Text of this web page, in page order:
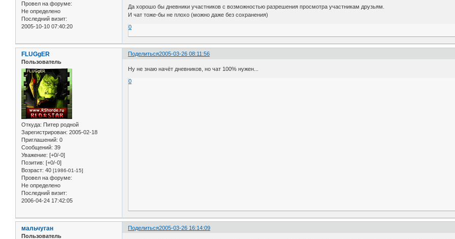
Провел на форуме:
Не определено
Последний визит:
2005-10-10 07:40:20
Да хорошо бы дневники участников с возможностью разрешения просмотра участникам друзьям.
И чат тоже-бы не плохо (можно даже без сохранения)
0
Поделиться2005-03-26 08:11:56
FLUGgER
Пользователь
Откуда: Питер родной
Зарегистрирован: 2005-02-18
Приглашений: 0
Сообщений: 39
Уважение: [+0/-0]
Позитив: [+0/-0]
Возраст: 40 [1986-01-15]
Провел на форуме:
Не определено
Последний визит:
2006-04-24 17:42:05
Ну не знаю начёт дневников, но чат 100% нужен...
0
Поделиться2005-03-26 16:14:09
мальчуган
Пользователь